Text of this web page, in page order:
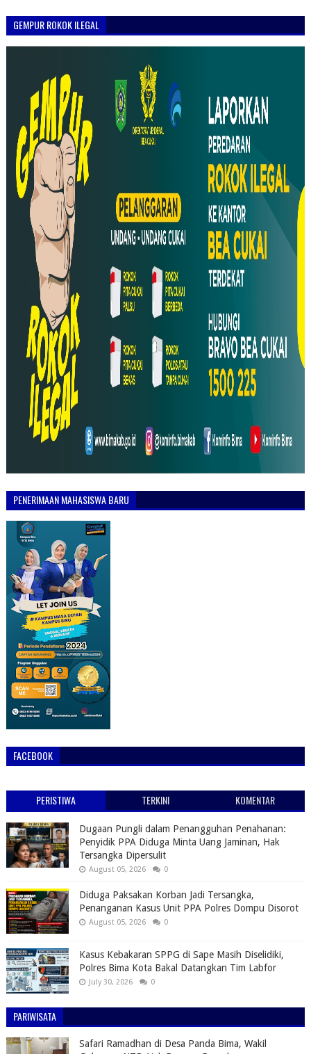
GEMPUR ROKOK ILEGAL
PENERIMAAN MAHASISWA BARU
FACEBOOK
PERISTIWA TERKINI KOMENTAR
Dugaan Pungli dalam Penangguhan Penahanan:
Penyidik PPA Diduga Minta Uang Jaminan, Hak
Tersangka Dipersulit
August 05, 2026 0
Diduga Paksakan Korban Jadi Tersangka,
Penanganan Kasus Unit PPA Polres Dompu Disorot
August 05, 2026 0
Kasus Kebakaran SPPG di Sape Masih Diselidiki,
Polres Bima Kota Bakal Datangkan Tim Labfor
July 30, 2026 0
PARIWISATA
Safari Ramadhan di Desa Panda Bima, Wakil